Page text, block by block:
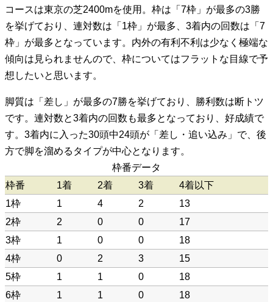
コースは東京の芝2400mを使用。枠は「7枠」が最多の3勝
を挙げており、連対数は「1枠」が最多、3着内の回数は「7
枠」が最多となっています。内外の有利不利は少なく極端な
傾向は見られませんので、枠についてはフラットな目線で予
想したいと思います。
脚質は「差し」が最多の7勝を挙げており、勝利数は断トツ
です。連対数と3着内の回数も最多となっており、好成績で
す。3着内に入った30頭中24頭が「差し・追い込み」で、後
方で脚を溜めるタイプが中心となります。
枠番データ
枠番
1着 2着 3着
4着以下
1枠
1 4 2
13
2枠
2 0 0
17
3枠
1 0 0
18
4枠
0 2 3
15
5枠
1 1 0
18
6枠
1 1 0
18